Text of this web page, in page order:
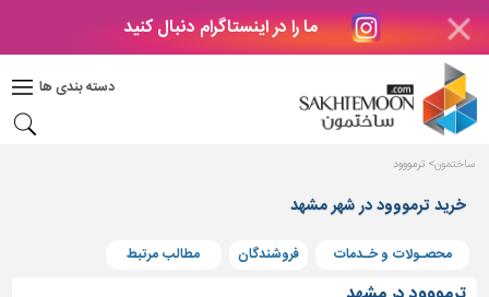
ما را در اینستاگرام دنبال کنید
دسته بندی ها
دکوراسیون
بتن
های
و
پنجره
ساختمون ترمووود
خرید ترمووود در شهر مشهد
محصـولات و خـدمات فروشندگان مطالب مرتبط